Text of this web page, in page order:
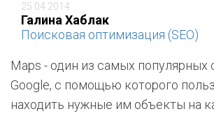
25 04 2014
Галина Хаблак
Поисковая оптимизация (SEO)
Maps - один из самых популярных
Google, с помощью которого
находить нужные им объекты на